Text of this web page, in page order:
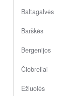
Baltagalvės
Barškės
Bergenijos
Čiobreliai
Ežiuolės